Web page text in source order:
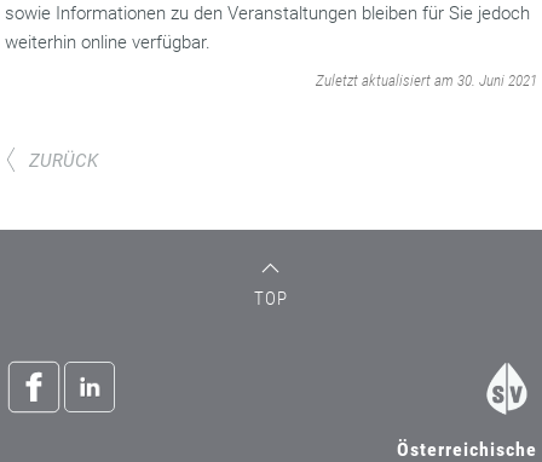
sowie Informationen zu den Veranstaltungen bleiben für Sie jedoch
weiterhin online verfügbar.
Zuletzt aktualisiert am 30. Juni 2021
ZURÜCK
TOP
Österreichische